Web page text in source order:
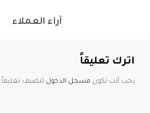
آراء العملاء
اترك تعليقاً
يجب أنت تكون مسجل الدخول لتضيف تعليقاً.